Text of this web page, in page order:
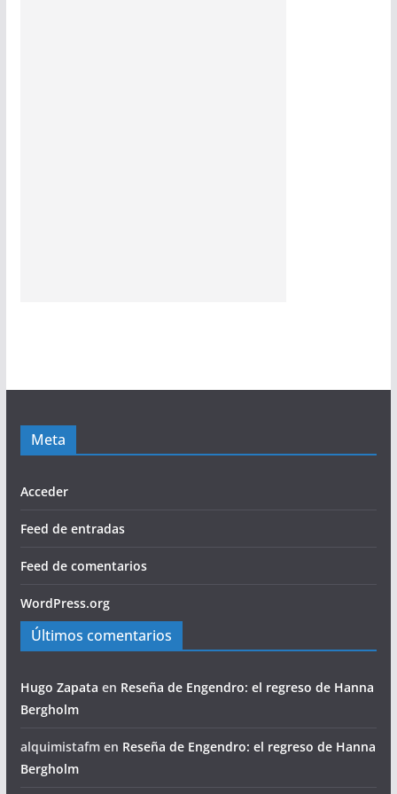
Meta
Acceder
Feed de entradas
Feed de comentarios
WordPress.org
Últimos comentarios
Hugo Zapata en Reseña de Engendro: el regreso de Hanna
Bergholm
alquimistafmen Reseña de Engendro: el regreso de Hanna
Bergholm